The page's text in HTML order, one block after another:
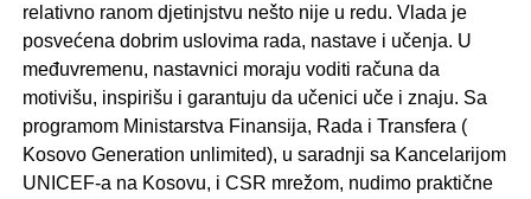
relativno ranom djetinjstvu nešto nije u redu. Vlada je
posvećena dobrim uslovima rada, nastave i učenja. U
međuvremenu, nastavnici moraju voditi računa da
motivišu, inspirišu i garantuju da učenici uče i znaju. Sa
programom Ministarstva Finansija, Rada i Transfera (
Kosovo Generation unlimited), u saradnji sa Kancelarijom
UNICEF-a na Kosovu, i CSR mrežom, nudimo praktične